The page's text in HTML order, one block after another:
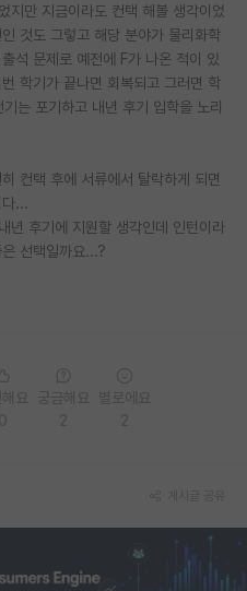
지만 지금이라도 컨택 해볼 생각이었
것도 그렇고 해당 분야가 물리화학
석 문제로 예전에 F가 나온 적이 있
학기가 끝나면 회복되고 그러면 학
는 포기하고 내년 후기 입학을 노리
컨택 후에 서류에서 탈락하게 되면
다...
년 후기에 지원할 생각인데 인턴이라
선택일까요...?